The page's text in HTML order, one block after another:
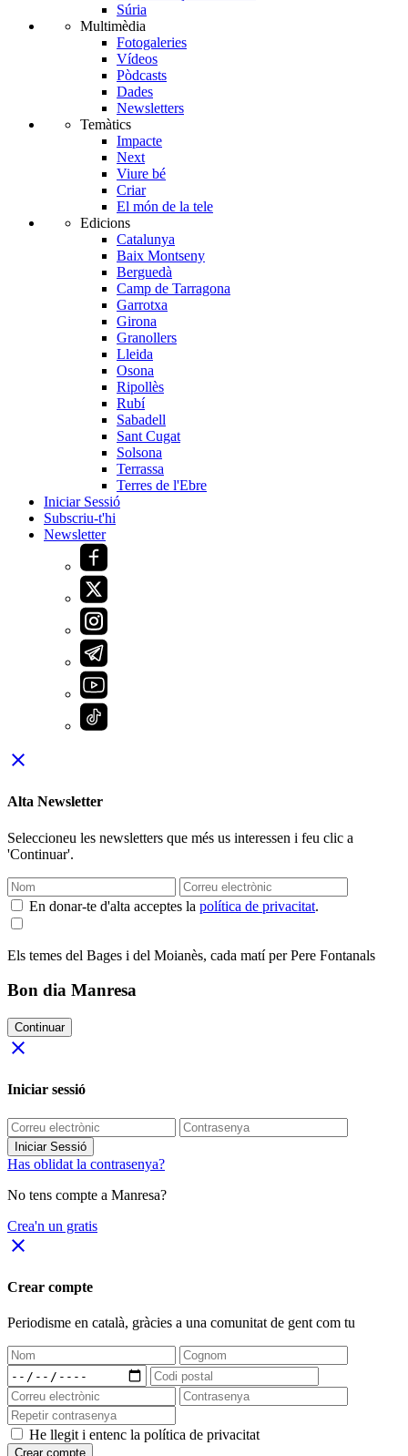
Súria
Multimèdia
Fotogaleries
Vídeos
Pòdcasts
Dades
Newsletters
Temàtics
Impacte
Next
Viure bé
Criar
El món de la tele
Edicions
Catalunya
Baix Montseny
Berguedà
Camp de Tarragona
Garrotxa
Girona
Granollers
Lleida
Osona
Ripollès
Rubí
Sabadell
Sant Cugat
Solsona
Terrassa
Terres de l'Ebre
Iniciar Sessió
Subscriu-t'hi
Newsletter
close
Alta Newsletter
Seleccioneu les newsletters que més us interessen i feu clic a
'Continuar'.
En donar-te d'alta acceptes la política de privacitat.
Els temes del Bages i del Moianès, cada matí per Pere Fontanals
Bon dia Manresa
Continuar
close
Iniciar sessió
Iniciar Sessió
Has oblidat la contrasenya?
No tens compte a Manresa?
Crea'n un gratis
close
Crear compte
Periodisme en català, gràcies a una comunitat de gent com tu
He llegit i entenc la política de privacitat
Crear compte